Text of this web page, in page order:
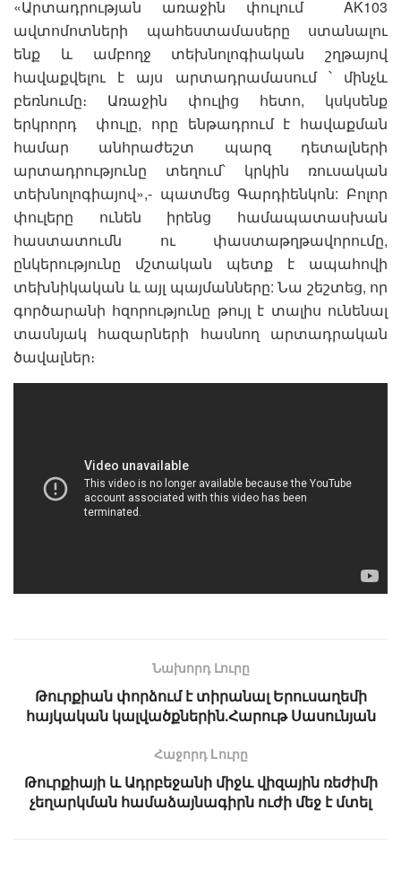
«Արտադրության առաջին փուլում AK103
ավտոմոտների պահեստամասերը ստանալու
ենք և ամբողջ տեխնոլոգիական շղթայով
հավաքվելու է այս արտադրամասում ՝ մինչև
բեռնումը։ Առաջին փուլից հետո, կսկսենք
երկրորդ փուլը, որը ենթադրում է հավաքման
համար անհրաժեշտ պարզ դետալների
արտադրությունը տեղում՝ կրկին ռուսական
տեխնոլոգիայով»,- պատմեց Գարդիենկոն: Բոլոր
փուլերը ունեն իրենց համապատասխան
հաստատումն ու փաստաթղթավորումը,
ընկերությունը մշտական պետք է ապահովի
տեխնիկական և այլ պայմանները: Նա շեշտեց, որ
գործարանի հզորությունը թույլ է տալիս ունենալ
տասնյակ հազարների հասնող արտադրական
ծավալներ։
Նախորդ Լուրը
Թուրքիան փորձում է տիրանալ Երուսաղեմի
հայկական կալվածքներին.Հարութ Սասունյան
Հաջորդ Lուրը
Թուրքիայի և Ադրբեջանի միջև վիզային ռեժիմի
չեղարկման համաձայնագիրն ուժի մեջ է մտել